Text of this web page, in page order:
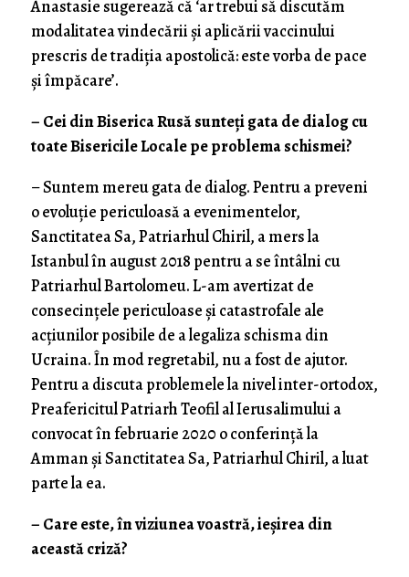
Anastasie sugerează că ‘ar trebui să discutăm
modalitatea vindecării și aplicării vaccinului
prescris de tradiția apostolică: este vorba de pace
și împăcare’.
– Cei din Biserica Rusă sunteți gata de dialog cu
toate Bisericile Locale pe problema schismei?
– Suntem mereu gata de dialog. Pentru a preveni
o evoluție periculoasă a evenimentelor,
Sanctitatea Sa, Patriarhul Chiril, a mers la
Istanbul în august 2018 pentru a se întâlni cu
Patriarhul Bartolomeu. L-am avertizat de
consecințele periculoase și catastrofale ale
acțiunilor posibile de a legaliza schisma din
Ucraina. În mod regretabil, nu a fost de ajutor.
Pentru a discuta problemele la nivel inter-ortodox,
Preafericitul Patriarh Teofil al Ierusalimului a
convocat în februarie 2020 o conferință la
Amman și Sanctitatea Sa, Patriarhul Chiril, a luat
parte la ea.
– Care este, în viziunea voastră, ieșirea din
această criză?